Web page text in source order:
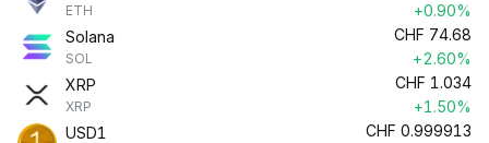
ETH
+0.90%
Solana
SOL
CHF 74.68
+2.60%
XRP
XRP
CHF 1.034
+1.50%
USD1
CHF 0.999913